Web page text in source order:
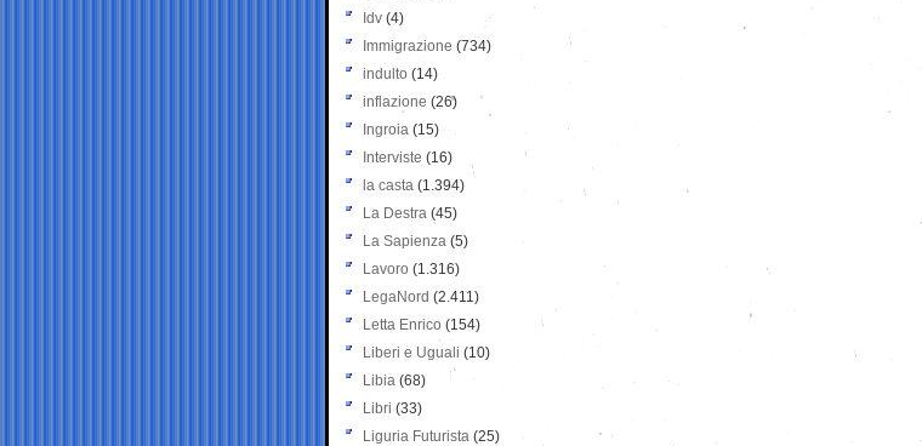
Idv (4)
Immigrazione (734)
indulto (14)
inflazione (26)
Ingroia (15)
Interviste (16)
la casta (1.394)
La Destra (45)
La Sapienza (5)
Lavoro (1.316)
LegaNord (2.411)
Letta Enrico (154)
Liberi e Uguali (10)
Libia (68)
Libri (33)
Liguria Futurista (25)